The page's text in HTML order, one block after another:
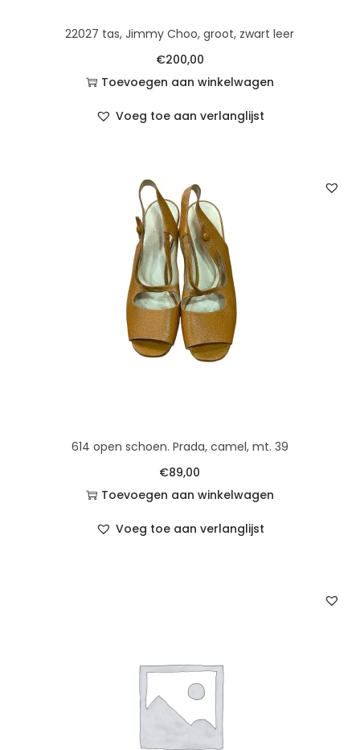
22027 tas, Jimmy Choo, groot, zwart leer
€200,00
Toevoegen aan winkelwagen
Voeg toe aan verlanglijst
614 open schoen. Prada, camel, mt. 39
€89,00
Toevoegen aan winkelwagen
Voeg toe aan verlanglijst